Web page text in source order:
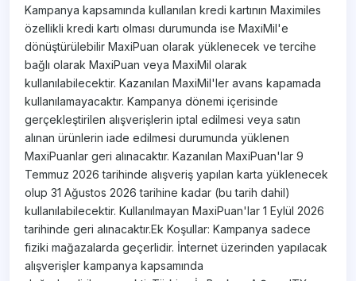
Kampanya kapsamında kullanılan kredi kartının Maximiles
özellikli kredi kartı olması durumunda ise MaxiMil'e
dönüştürülebilir MaxiPuan olarak yüklenecek ve tercihe
bağlı olarak MaxiPuan veya MaxiMil olarak
kullanılabilecektir. Kazanılan MaxiMil'ler avans kapamada
kullanılamayacaktır. Kampanya dönemi içerisinde
gerçekleştirilen alışverişlerin iptal edilmesi veya satın
alınan ürünlerin iade edilmesi durumunda yüklenen
MaxiPuanlar geri alınacaktır. Kazanılan MaxiPuan'lar 9
Temmuz 2026 tarihinde alışveriş yapılan karta yüklenecek
olup 31 Ağustos 2026 tarihine kadar (bu tarih dahil)
kullanılabilecektir. Kullanılmayan MaxiPuan'lar 1 Eylül 2026
tarihinde geri alınacaktır.Ek Koşullar: Kampanya sadece
fiziki mağazalarda geçerlidir. İnternet üzerinden yapılacak
alışverişler kampanya kapsamında